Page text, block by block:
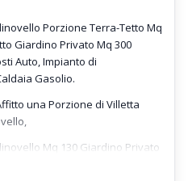
Porzione Terra-Tetto Mq
Giardino Privato Mq 300
Auto, Impianto di
Gasolio.
una Porzione di Villetta
Mq 130 Giardino Privato